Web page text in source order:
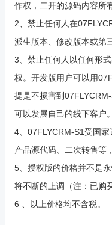
作权，二开的源码内容所
2、禁止任何人在
派生版本、修改版本或第
3、禁止任何人以任何形
权。开发版用户可以用
提是不损害到
可以发展自己的线下客户。
4、07FLYCRM-S1受国
产品源代码、二次转售等
5、授权版的价格并不是
将不断的上调（注：已购
6 、以上价格均不含税。